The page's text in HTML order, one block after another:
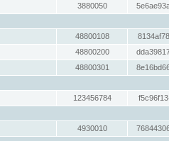
3880050
48800108
48800200
48800301
123456784
4930010